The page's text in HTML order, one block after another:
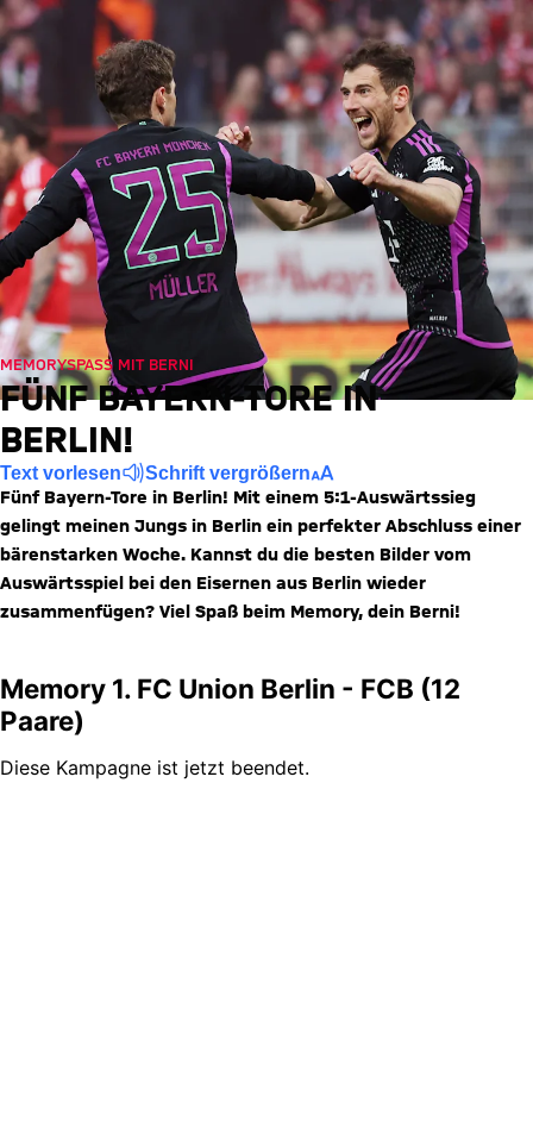
MEMORYSPASS MIT BERNI
FÜNF BAYERN-TORE IN
BERLIN!
Text vorlesen Schrift vergrößern
Fünf Bayern-Tore in Berlin! Mit einem 5:1-Auswärtssieg
gelingt meinen Jungs in Berlin ein perfekter Abschluss einer
bärenstarken Woche. Kannst du die besten Bilder vom
Auswärtsspiel bei den Eisernen aus Berlin wieder
zusammenfügen? Viel Spaß beim Memory, dein Berni!